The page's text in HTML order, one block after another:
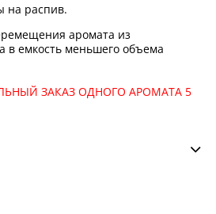
на распив.
аромата из
в емкость меньшего объема
ЗАКАЗ ОДНОГО АРОМАТА 5